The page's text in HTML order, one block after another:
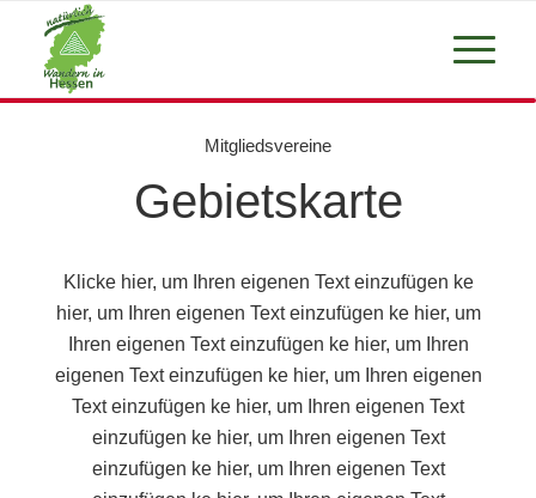
Mitgliedsvereine
Gebietskarte
Klicke hier, um Ihren eigenen Text einzufügen ke
hier, um Ihren eigenen Text einzufügen ke hier, um
Ihren eigenen Text einzufügen ke hier, um Ihren
eigenen Text einzufügen ke hier, um Ihren eigenen
Text einzufügen ke hier, um Ihren eigenen Text
einzufügen ke hier, um Ihren eigenen Text
einzufügen ke hier, um Ihren eigenen Text